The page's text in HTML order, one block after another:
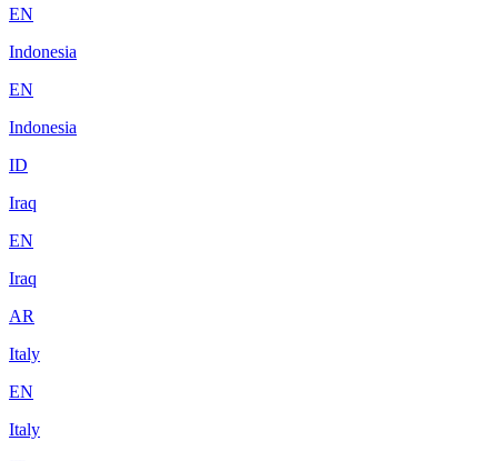
EN
Indonesia
EN
Indonesia
ID
Iraq
EN
Iraq
AR
Italy
EN
Italy